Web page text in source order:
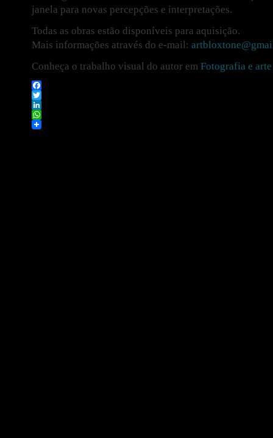
janela para novas percepções e interpretações.
Todas as obras estão disponíveis para aquisição.
Mais informações através do e-mail:
Conheça o trabalho visual do autor em Fotografia e
Facebook
Twitter
LinkedIn
WhatsApp